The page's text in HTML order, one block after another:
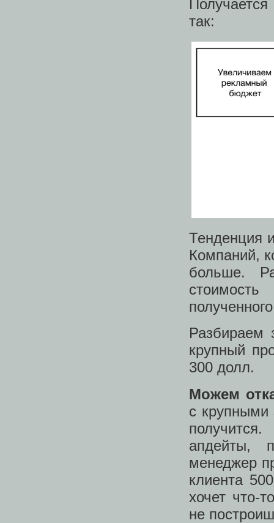
так:
Тенденция
Компаний,
больше.
Разбираем
крупный
300 долл.
Можем
с крупными
апдейты,
менеджер
клиента
хочет что-
не